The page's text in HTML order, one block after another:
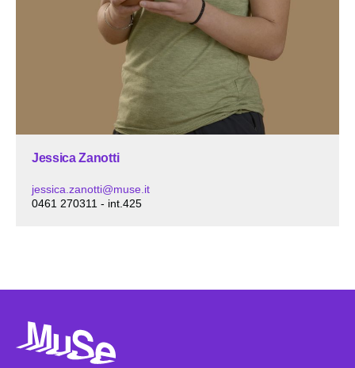
Jessica Zanotti
jessica.zanotti@muse.it
0461 270311 - int.425